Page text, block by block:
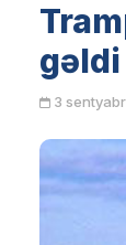
gəldi
3